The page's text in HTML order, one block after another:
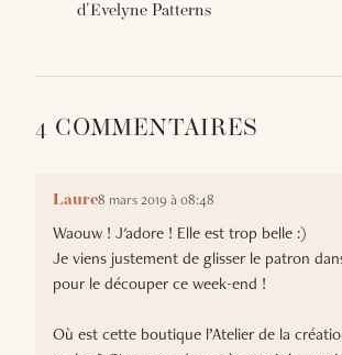
d'Evelyne Patterns
4 COMMENTAIRES
Laure8 mars 2019 à 08:48
Waouw ! J'adore ! Elle est trop belle :)
Je viens justement de glisser le patron
pour le découper ce week-end !
Où est cette boutique l’Atelier de la